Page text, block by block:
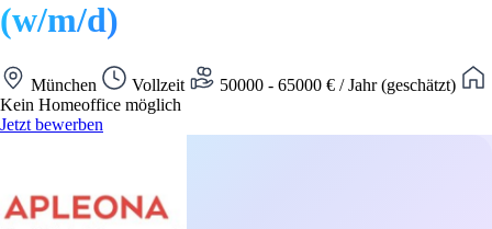
(w/m/d)
München Vollzeit
50000 - 65000 € / Jahr (geschätzt)
Kein Homeoffice möglich
Jetzt bewerben